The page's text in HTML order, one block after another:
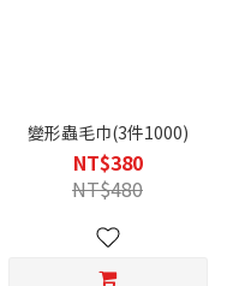
變形蟲毛巾(3件1000)
NT$380
NT$480